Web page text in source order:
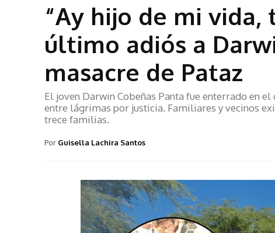
“Ay hijo de mi
último adiós a
masacre de Pataz
El joven Darwin Cobeñas Panta fue enterrado en
entre lágrimas por justicia. Familiares y vecinos
trece familias.
Por Guisella Lachira Santos